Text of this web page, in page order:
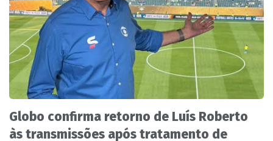
Globo confirma retorno de Luís Roberto
às transmissões após tratamento de